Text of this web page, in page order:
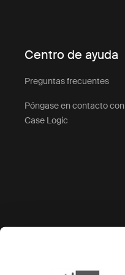
Centro de ayuda
Preguntas frecuentes
Póngase en contacto con
Case Logic